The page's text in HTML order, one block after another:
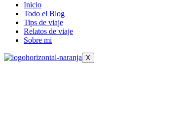
Inicio
Todo el Blog
Tips de viaje
Relatos de viaje
Sobre mi
X